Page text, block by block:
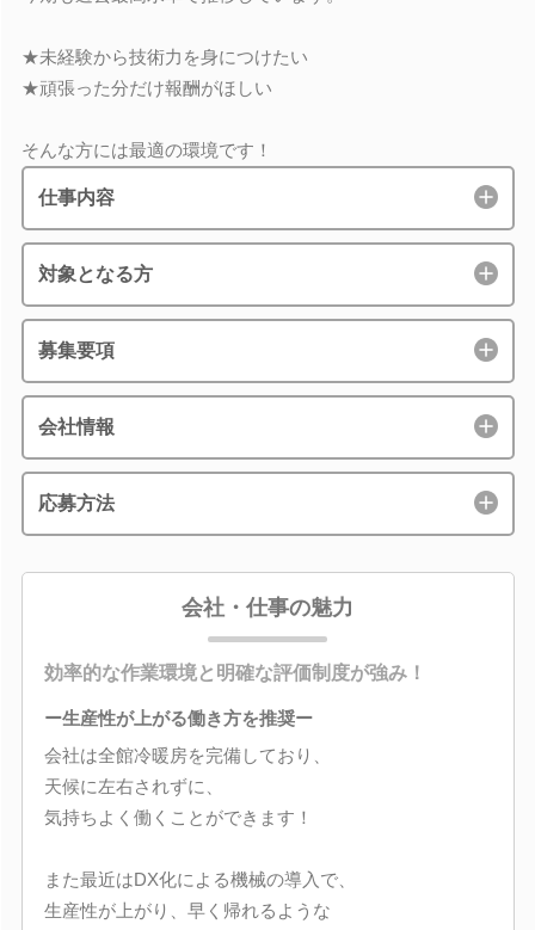
★未経験から技術力を身につけたい
★頑張った分だけ報酬がほしい
そんな方には最適の環境です！
仕事内容
対象となる方
募集要項
会社情報
応募方法
会社・仕事の魅力
効率的な作業環境と明確な評価制度が強み！
ー生産性が上がる働き方を推奨ー
会社は全館冷暖房を完備しており、
天候に左右されずに、
気持ちよく働くことができます！
また最近はDX化による機械の導入で、
生産性が上がり、早く帰れるような